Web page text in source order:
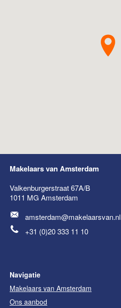
Makelaars van Amsterdam
Valkenburgerstraat 67A/B
1011 MG Amsterdam
amsterdam@makelaarsvan.nl
+31 (0)20 333 11 10
Navigatie
Makelaars van Amsterdam
Ons aanbod